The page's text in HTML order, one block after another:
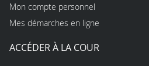
Mon compte personnel
Mes démarches en ligne
ACCÉDER À LA COUR